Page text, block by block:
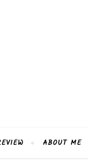
ABOUT ME